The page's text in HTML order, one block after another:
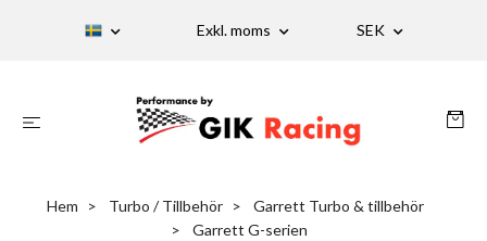
Exkl. moms SEK
Hem Turbo / Tillbehör
Garrett Turbo & tillbehör
Garrett G-serien